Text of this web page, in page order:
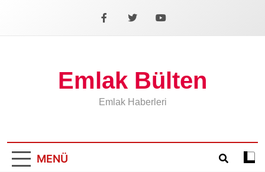
Facebook
X YouTube
Emlak Bülten
Emlak Haberleri
MENÜ
Koyu